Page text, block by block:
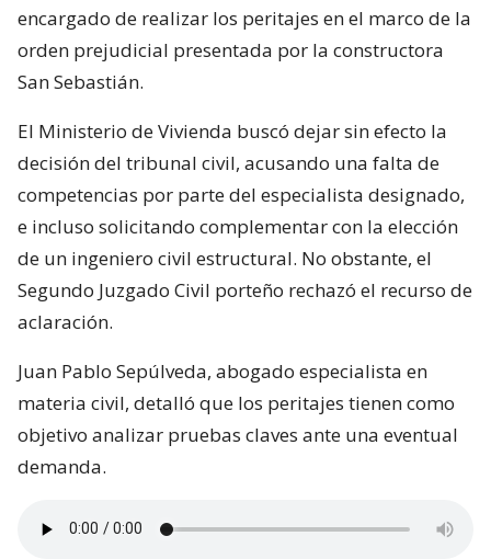
encargado de realizar los peritajes en el marco de la
orden prejudicial presentada por la constructora
San Sebastián.
El Ministerio de Vivienda buscó dejar sin efecto la
decisión del tribunal civil, acusando una falta de
competencias por parte del especialista designado,
e incluso solicitando complementar con la elección
de un ingeniero civil estructural. No obstante, el
Segundo Juzgado Civil porteño rechazó el recurso de
aclaración.
Juan Pablo Sepúlveda, abogado especialista en
materia civil, detalló que los peritajes tienen como
objetivo analizar pruebas claves ante una eventual
demanda.